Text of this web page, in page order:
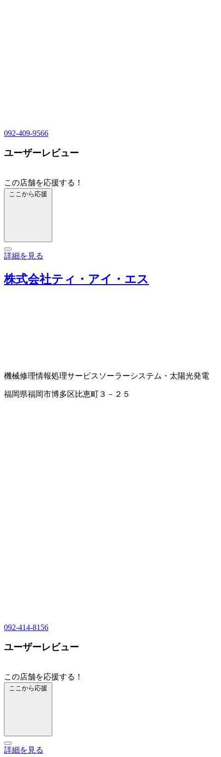
092-409-9566
ユーザーレビュー
この店舗を応援する！
ここから応援
詳細を見る
株式会社ティ・アイ・エス
機械修理情報処理サービス ソーラーシステム・太陽光発電
福岡県福岡市博多区比恵町３－２５
092-414-8156
ユーザーレビュー
この店舗を応援する！
ここから応援
詳細を見る